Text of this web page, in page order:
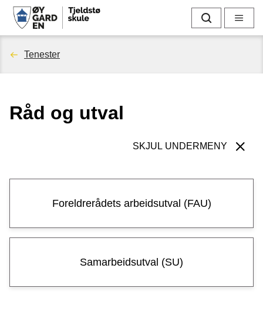
T
j
d
ø
k
u
Søk Meny
Du
her:
Tenester
Råd og utval
SKJUL UNDERMENY
Foreldrerådets arbeidsutval (FAU)
Samarbeidsutval (SU)